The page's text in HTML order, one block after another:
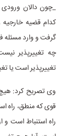
_چون دالان
کدام قضیه
گرفت و وارد
چه تغییرپذیر
تغییرپذیر است یا
وی تصریح کرد:
قوی که منطق، راه
راه استنباط است و